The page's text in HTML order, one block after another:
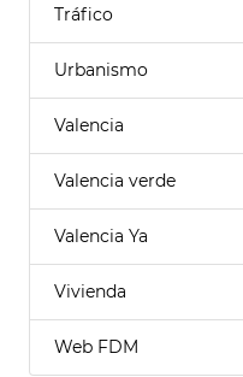
Tráfico
Urbanismo
Valencia
Valencia verde
Valencia Ya
Vivienda
Web FDM